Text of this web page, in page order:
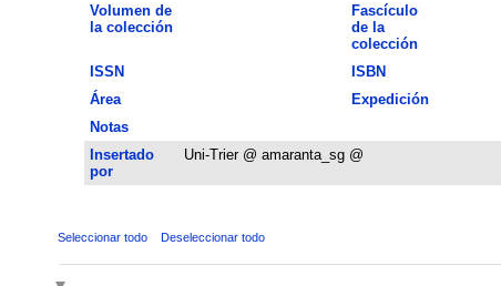
Volumen de
la colección
Fascículo
de la
colección
ISSN ISBN
Área
Expedición
Notas
Insertado
por
Uni-Trier @ amaranta_sg @
Seleccionar todo Deseleccionar todo